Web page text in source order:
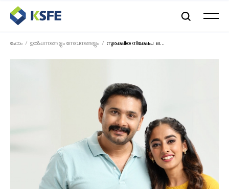
ഹോം ഉൽപ്പന്നങ്ങളും സേവനങ്ങളും സുരക്ഷിത നിക്ഷേപ ല...